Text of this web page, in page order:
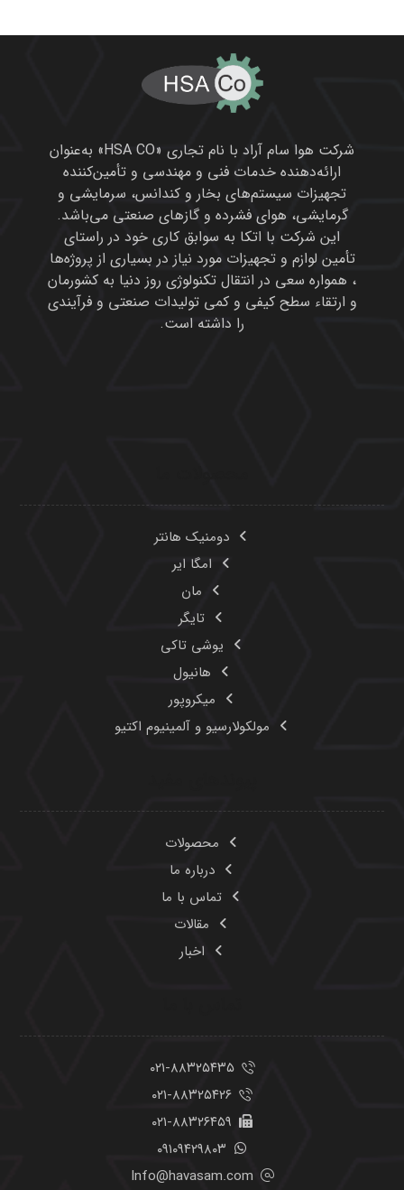
شرکت هوا سام آراد با نام تجاری «HSA CO» به‌عنوان
ارائه‌دهنده خدمات فنی و مهندسی و تأمین‌کننده
تجهیزات سیستم‌های بخار و کندانس، سرمایشی و
گرمایشی، هوای فشرده و گازهای صنعتی می‌باشد.
این شرکت با اتکا به سوابق کاری خود در راستای
تأمین لوازم و تجهیزات مورد نیاز در بسیاری از پروژه‌ها
، همواره سعی در انتقال تکنولوژی روز دنیا به کشورمان
و ارتقاء سطح کیفی و کمی تولیدات صنعتی و فرآیندی
را داشته است.
دومنیک هانتر
امگا ایر
مان
تایگر
یوشی تاکی
هانیول
میکروپور
مولکولارسیو و آلمینیوم اکتیو
محصولات
درباره ما
تماس با ما
مقالات
اخبار
۰۲۱-۸۸۳۲۵۴۳۵
۰۲۱-۸۸۳۲۵۴۲۶
۰۲۱-۸۸۳۲۶۴۵۹
۰۹۱۰۹۴۲۹۸۰۳
Info@havasam.com